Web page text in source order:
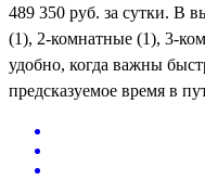
489 350 руб. за сутки. В
(1), 2-комнатные (1), 3-
удобно, когда важны
предсказуемое время в